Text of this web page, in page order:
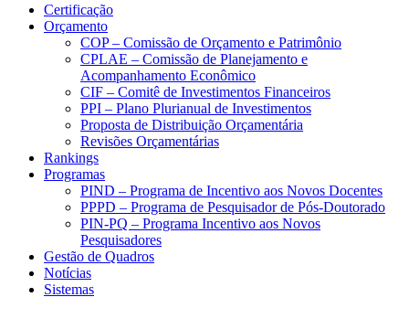
Certificação
Orçamento
COP – Comissão de Orçamento e Patrimônio
CPLAE – Comissão de Planejamento e
Acompanhamento Econômico
CIF – Comitê de Investimentos Financeiros
PPI – Plano Plurianual de Investimentos
Proposta de Distribuição Orçamentária
Revisões Orçamentárias
Rankings
Programas
PIND – Programa de Incentivo aos Novos Docentes
PPPD – Programa de Pesquisador de Pós-Doutorado
PIN-PQ – Programa Incentivo aos Novos
Pesquisadores
Gestão de Quadros
Notícias
Sistemas